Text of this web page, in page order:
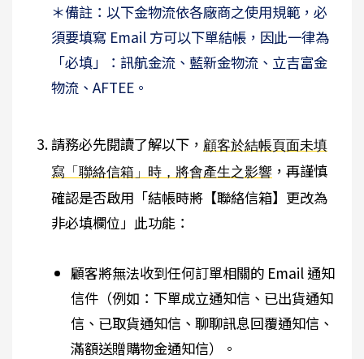
＊備註：以下金物流依各廠商之使用規範，必
須要填寫 Email 方可以下單結帳，因此一律為
「必填」：訊航金流、藍新金物流、立吉富金
物流、AFTEE。
請務必先閱讀了解以下， 顧客於結帳頁面未填
寫「聯絡信箱」時，將會產生之影響 ，再謹慎
確認是否啟用「結帳時將【聯絡信箱】更改為
非必填欄位」此功能：
顧客將無法收到任何訂單相關的 Email 通知
信件（例如：下單成立通知信、已出貨通知
信、已取貨通知信、聊聊訊息回覆通知信、
滿額送贈購物金通知信）。